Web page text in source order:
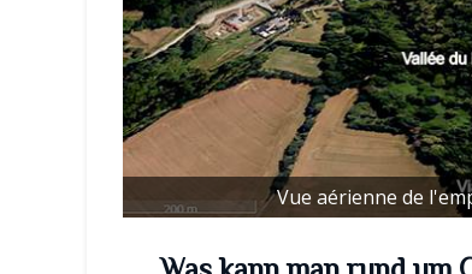
Vue aérienne de